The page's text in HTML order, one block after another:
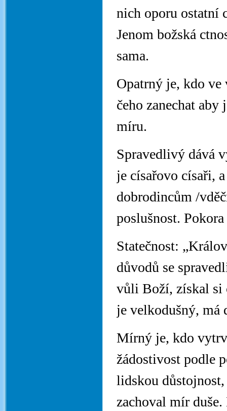
nich oporu ostatní
Jenom božská
sama.
Opatrný je, kdo
čeho zanechat aby
míru.
Spravedlivý dává
je císařovo císaři,
dobrodincům /
poslušnost.
Statečnost:
důvodů se
vůli Boží, získal si
je velkodušný, má
Mírný je, kdo
žádostivost podle
lidskou
zachoval mír